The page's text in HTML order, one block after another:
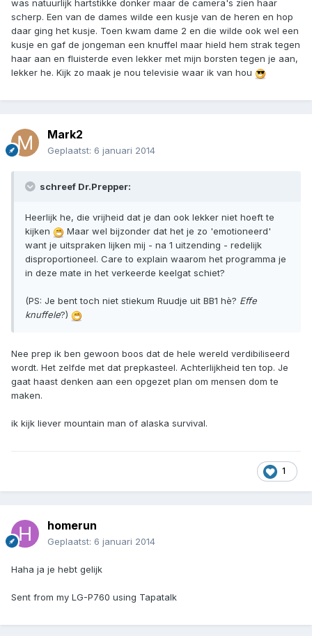
was natuurlijk hartstikke donker maar de camera's zien haar
scherp. Een van de dames wilde een kusje van de heren en hop
daar ging het kusje. Toen kwam dame 2 en die wilde ook wel een
kusje en gaf de jongeman een knuffel maar hield hem strak tegen
haar aan en fluisterde even lekker met mijn borsten tegen je aan,
lekker he. Kijk zo maak je nou televisie waar ik van hou
Mark2
Geplaatst: 6 januari 2014
schreef Dr.Prepper:
Heerlijk he, die vrijheid dat je dan ook lekker niet hoeft te
kijken
Maar wel bijzonder dat het je zo 'emotioneerd'
want je uitspraken lijken mij - na 1 uitzending - redelijk
disproportioneel. Care to explain waarom het programma je
in deze mate in het verkeerde keelgat schiet?
(PS: Je bent toch niet stiekum Ruudje uit BB1 hè? Effe
knuffele?)
Nee prep ik ben gewoon boos dat de hele wereld verdibiliseerd
wordt. Het zelfde met dat prepkasteel. Achterlijkheid ten top. Je
gaat haast denken aan een opgezet plan om mensen dom te
maken.
ik kijk liever mountain man of alaska survival.
1
homerun
Geplaatst: 6 januari 2014
Haha ja je hebt gelijk
Sent from my LG-P760 using Tapatalk